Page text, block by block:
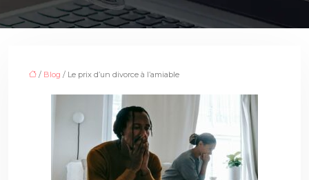
/ Blog / Le prix d’un divorce à l’amiable